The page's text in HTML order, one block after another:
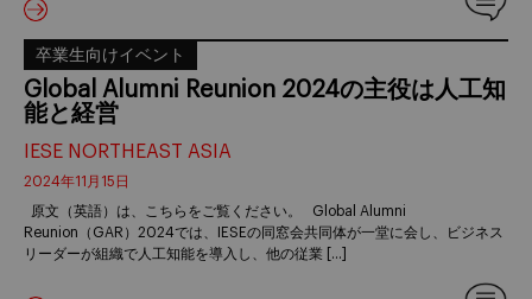
卒業生向けイベント
Global Alumni Reunion 2024の主役は人工知
能と経営
IESE NORTHEAST ASIA
2024年11月15日
原文（英語）は、こちらをご覧ください。 Global Alumni
Reunion（GAR）2024では、IESEの同窓会共同体が一堂に会し、ビジネス
リーダーが組織で人工知能を導入し、他の従業 […]